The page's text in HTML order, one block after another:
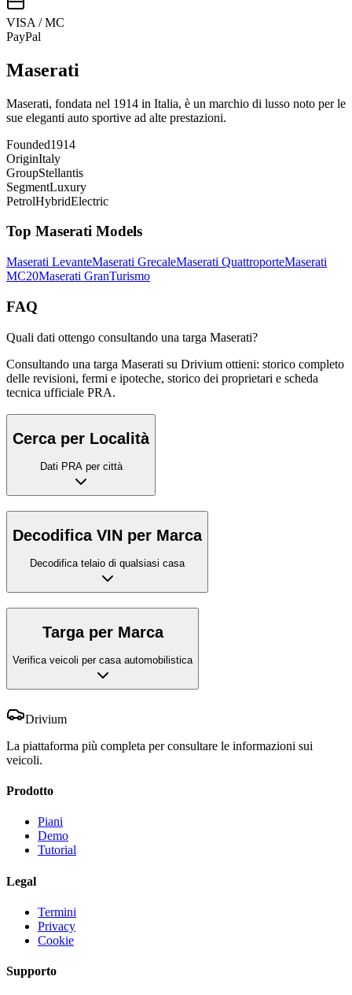
VISA / MC
PayPal
Maserati
Maserati, fondata nel 1914 in Italia, è un marchio di lusso noto per le
sue eleganti auto sportive ad alte prestazioni.
Founded1914
OriginItaly
GroupStellantis
SegmentLuxury
PetrolHybridElectric
Top Maserati Models
Maserati LevanteMaserati GrecaleMaserati QuattroporteMaserati
MC20Maserati GranTurismo
FAQ
Quali dati ottengo consultando una targa Maserati?
Consultando una targa Maserati su Drivium ottieni: storico completo
delle revisioni, fermi e ipoteche, storico dei proprietari e scheda
tecnica ufficiale PRA.
Cerca per Località
Dati PRA per città
Decodifica VIN per Marca
Decodifica telaio di qualsiasi casa
Targa per Marca
Verifica veicoli per casa automobilistica
Drivium
La piattaforma più completa per consultare le informazioni sui
veicoli.
Prodotto
Piani
Demo
Tutorial
Legal
Termini
Privacy
Cookie
Supporto